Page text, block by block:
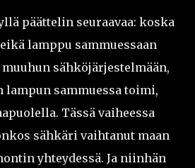
päättelin seuraavaa: koska
lamppu sammuessaan
sähköjärjestelmään,
lampun sammuessa toimi,
Tässä vaiheessa
sähkäri vaihtanut maan
yhteydessä. Ja niinhän